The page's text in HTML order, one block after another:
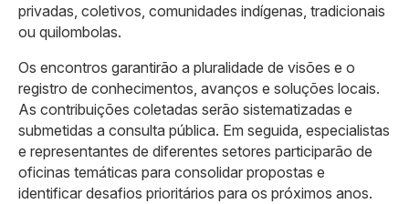
privadas, coletivos, comunidades indígenas, tradicionais
ou quilombolas.
Os encontros garantirão a pluralidade de visões e o
registro de conhecimentos, avanços e soluções locais.
As contribuições coletadas serão sistematizadas e
submetidas a consulta pública. Em seguida, especialistas
e representantes de diferentes setores participarão de
oficinas temáticas para consolidar propostas e
identificar desafios prioritários para os próximos anos.